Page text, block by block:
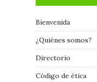
Bienvenida
¿Quiénes somos?
Directorio
Código de ética